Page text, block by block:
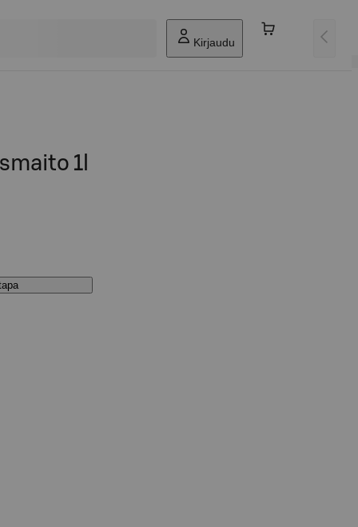
Kirjaudu
1l